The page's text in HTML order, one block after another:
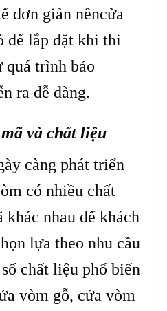
đơn giản nêncửa
để lắp đặt khi thi
quá trình bảo
ra dễ dàng.
và chất liệu
càng phát triển
có nhiều chất
nhau để khách
lựa theo nhu cầu
chất liệu phổ biến
vòm gỗ, cửa vòm